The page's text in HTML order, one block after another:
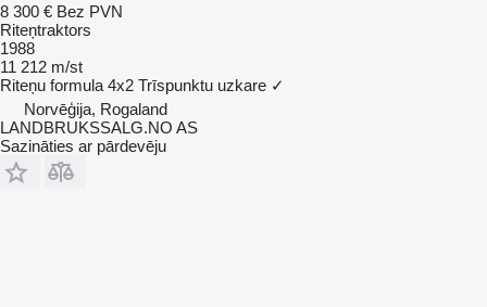
8 300 € Bez PVN
Riteņtraktors
1988
11 212 m/st
Riteņu formula 4x2 Trīspunktu uzkare ✓
Norvēģija, Rogaland
LANDBRUKSSALG.NO AS
Sazināties ar pārdevēju